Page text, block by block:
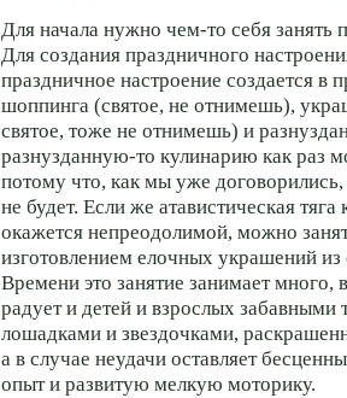
Для начала нужно чем-то себя
Для создания праздничного
праздничное настроение создается в
шоппинга (святое, не отнимешь),
святое, тоже не отнимешь) и
разнузданную-то кулинарию как раз
потому что, как мы уже
не будет. Если же атавистическая тяга
окажется непреодолимой, можно
изготовлением елочных украшений из
Времени это занятие занимает много,
радует и детей и взрослых забавными
лошадками и звездочками,
а в случае неудачи оставляет
опыт и развитую мелкую моторику.